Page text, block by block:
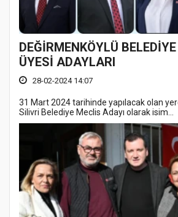
DEĞİRMENKÖYLÜ
ÜYESİ ADAYLARI
28-02-2024 14:07
31 Mart 2024 tarihinde yapılacak olan
Silivri Belediye Meclis Adayı olarak isim...